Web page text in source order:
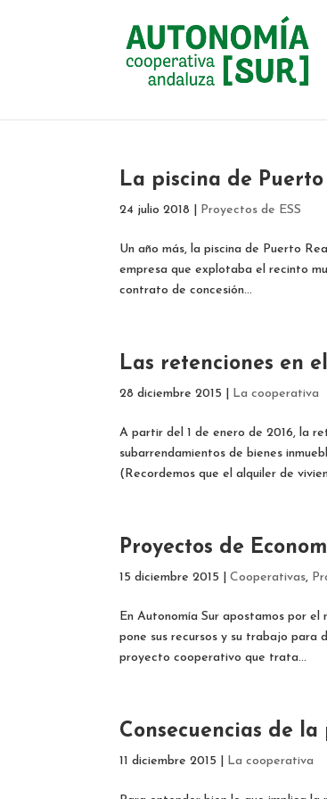
La piscina de
24 julio 2018 Proyectos de ESS
Un año más, la piscina de Puerto
empresa que explotaba el recinto
contrato de concesión...
Las retenciones en
28 diciembre 2015 La cooperativa
A partir del 1 de enero de 2016, la
subarrendamientos de bienes
(Recordemos que el alquiler de
Proyectos de
15 diciembre 2015 |Cooperativas,
En Autonomía Sur apostamos por
pone sus recursos y su trabajo para
proyecto cooperativo que trata...
Consecuencias de
11 diciembre 2015 La cooperativa